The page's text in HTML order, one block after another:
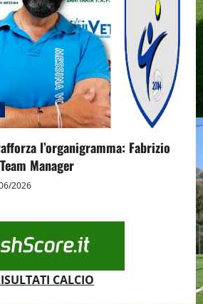
l’organigramma: Fabrizio
Manager
2026
CALCIO